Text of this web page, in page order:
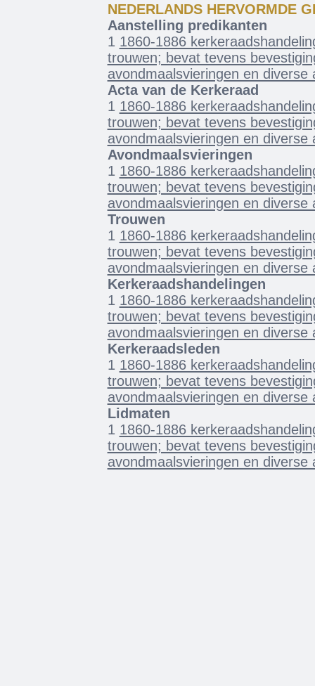
NEDERLANDS HERVORMDE
Aanstelling predikanten
1 1860-1886
trouwen; bevat tevens
avondmaalsvieringen en diverse
Acta van de Kerkeraad
1 1860-1886
trouwen; bevat tevens
avondmaalsvieringen en diverse
Avondmaalsvieringen
1 1860-1886
trouwen; bevat tevens
avondmaalsvieringen en diverse
Trouwen
1 1860-1886
trouwen; bevat tevens
avondmaalsvieringen en diverse
Kerkeraadshandelingen
1 1860-1886
trouwen; bevat tevens
avondmaalsvieringen en diverse
Kerkeraadsleden
1 1860-1886
trouwen; bevat tevens
avondmaalsvieringen en diverse
Lidmaten
1 1860-1886
trouwen; bevat tevens
avondmaalsvieringen en diverse